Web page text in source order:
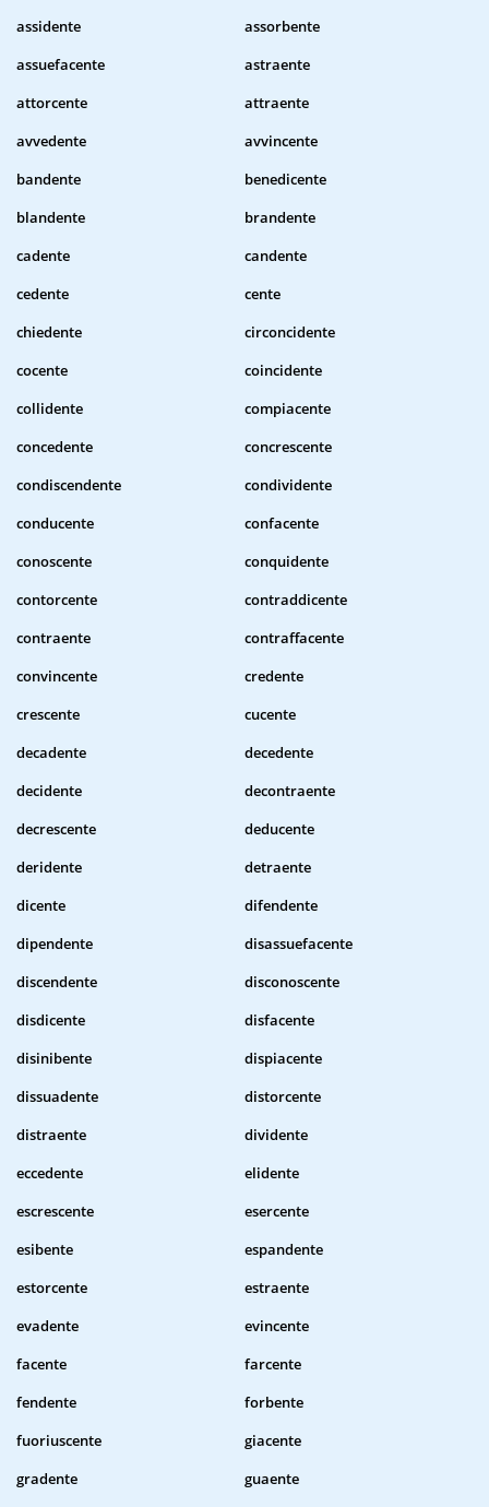
assidente
assorbente
assuefacente
astraente
attorcente
attraente
avvedente
avvincente
bandente
benedicente
blandente
brandente
cadente
candente
cedente
cente
chiedente
circoncidente
cocente
coincidente
collidente
compiacente
concedente
concrescente
condiscendente
condividente
conducente
confacente
conoscente
conquidente
contorcente
contraddicente
contraente
contraffacente
convincente
credente
crescente
cucente
decadente
decedente
decidente
decontraente
decrescente
deducente
deridente
detraente
dicente
difendente
dipendente
disassuefacente
discendente
disconoscente
disdicente
disfacente
disinibente
dispiacente
dissuadente
distorcente
distraente
dividente
eccedente
elidente
escrescente
esercente
esibente
espandente
estorcente
estraente
evadente
evincente
facente
farcente
fendente
forbente
fuoriuscente
giacente
gradente
guaente